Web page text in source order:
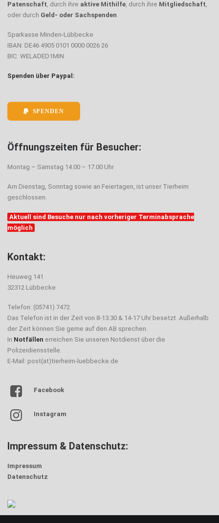
Patenschaft, durch ihre aktive Mithilfe, durch ihre Mitgliedschaft,
oder durch Geld- oder Sachspenden.
Sparkasse Minden-Lübbecke
IBAN: DE46 4905 0101 0000 0026 26
BIC: WELADED1MIN
Spenden über Paypal:
SPENDEN
Öffnungszeiten für Besucher:
Montag – Samstag 14.00 – 17.00 Uhr
Am Dienstag, Sonntag sowie an Feiertagen, ist unser Tierheim
geschlossen.
Aktuell sind Besuche nur nach vorheriger Terminabsprache
möglich
Kontakt:
Heuweg 141
32312 Lübbecke
Telefon: (05741) 7472
Das Telefon ist in der Zeit von 8-13.30 & 14-17 Uhr besetzt. Außerhalb
der Zeit können Sie gerne auf den AB sprechen.
In Notfällen erreichen Sie unseren Notdienst über die
Polizeidiensstelle.
E-Mail: post(at)tierheim-luebbecke.de
Facebook
Instagram
Impressum & Datenschutz:
Impressum
Datenschutz